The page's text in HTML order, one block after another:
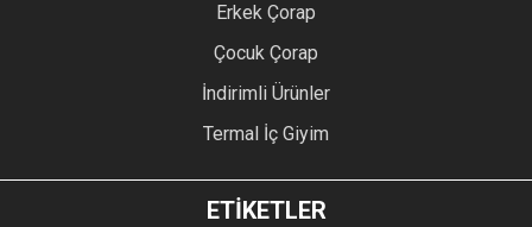
Erkek Çorap
Çocuk Çorap
İndirimli Ürünler
Termal İç Giyim
ETİKETLER